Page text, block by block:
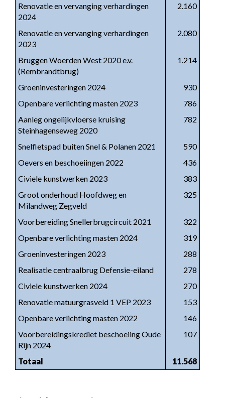
Renovatie en vervanging verhardingen
2024
2.160
Renovatie en vervanging verhardingen
2023
2.080
Bruggen Woerden West 2020 e.v.
(Rembrandtbrug)
1.214
Groeninvesteringen 2024
930
Openbare verlichting masten 2023
786
Aanleg ongelijkvloerse kruising
Steinhagenseweg 2020
782
Snelfietspad buiten Snel & Polanen 2021
590
Oevers en beschoeiingen 2022
436
Civiele kunstwerken 2023
383
Groot onderhoud Hoofdweg en
Milandweg Zegveld
325
Voorbereiding Snellerbrugcircuit 2021
322
Openbare verlichting masten 2024
319
Groeninvesteringen 2023
288
Realisatie centraalbrug Defensie-eiland
278
Civiele kunstwerken 2024
270
Renovatie matuurgrasveld 1 VEP 2023
153
Openbare verlichting masten 2022
146
Voorbereidingskrediet beschoeiing Oude
Rijn 2024
107
Totaal 11.568